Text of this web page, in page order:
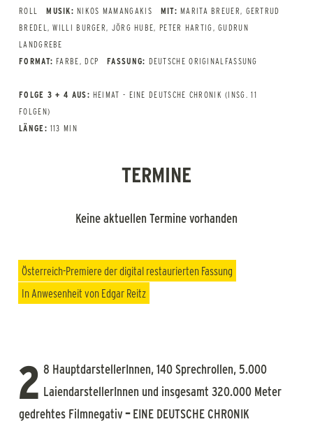
ROLL
MUSIK: NIKOS MAMANGAKIS MIT: MARITA BREUER, GERTRUD
BREDEL, WILLI BURGER, JÖRG HUBE, PETER HARTIG, GUDRUN
LANDGREBE
FORMAT: FARBE, DCP FASSUNG: DEUTSCHE ORIGINALFASSUNG
FOLGE 3 + 4 AUS: HEIMAT - EINE DEUTSCHE CHRONIK (INSG. 11
FOLGEN)
LÄNGE: 113 MIN
TERMINE
Keine aktuellen Termine vorhanden
Österreich-Premiere der digital restaurierten Fassung
In Anwesenheit von Edgar Reitz
2 8 HauptdarstellerInnen, 140 Sprechrollen, 5.000
LaiendarstellerInnen und insgesamt 320.000 Meter
gedrehtes Filmnegativ–EINE DEUTSCHE CHRONIK